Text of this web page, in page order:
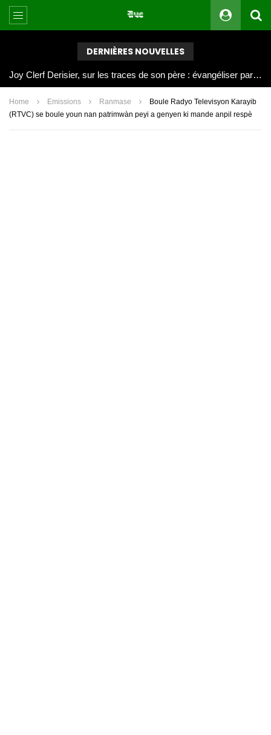
DERNIÈRES NOUVELLES
Joy Clerf Derisier, sur les traces de son père : évangéliser par la musique
Home Emissions Ranmase
Boule Radyo Televisyon Karayib
(RTVC) se boule youn nan patrimwàn peyi a genyen ki mande anpil respè